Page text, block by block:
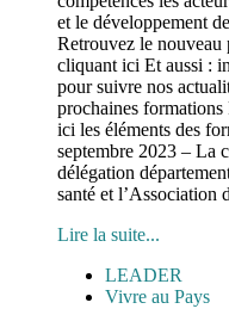
et le développement
Retrouvez le nouveau
cliquant ici Et aussi :
pour suivre nos
prochaines formations
ici les éléments des
septembre 2023 – La
délégation
santé et
Lire la suite...
LEADER
Vivre au Pays